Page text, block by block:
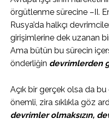
örgütlenme sürecine –II.
Rusya’da halkçı
girişimlerine dek uzanan
Ama bütün bu sürecin
önderliğin devrimlerden
Açık bir gerçek olsa da bu
önemli, zira sıklıkla göz
devrimler olmaksızın,